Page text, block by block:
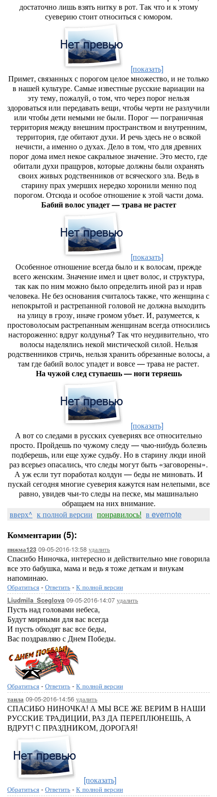
достаточно лишь взять нитку в рот. Так что и к этому
суеверию стоит относиться с юмором.
[показать]
Примет, связанных с порогом целое множество, и не только
в нашей культуре. Самые известные русские вариации на
эту тему, пожалуй, о том, что через порог нельзя
здороваться или передавать вещи, чтобы черти не разлучили
или чтобы дети немыми не были. Порог — пограничная
территория между внешним пространством и внутренним,
территория, где обитают духи. И речь здесь не о всякой
нечисти, а именно о духах. Дело в том, что для древних
порог дома имел некое сакральное значение. Это место, где
обитали духи пращуров, которые должны были охранять
своих живых родственников от всяческого зла. Ведь в
старину прах умерших нередко хоронили менно под
порогом. Отсюда и особое отношение к этой части дома.
Бабий волос упадет — трава не растет
[показать]
Особенное отношение всегда было и к волосам, прежде
всего женским. Значение имел и цвет волос, и структура,
так как по ним можно было определить иной раз и нрав
человека. Не без основания считалось также, что женщина с
непокрытой и растрепанной головой не должна выходить
на улицу в грозу, иначе громом убъет. И, разумеется, к
простоволосым растрепанным женщинам всегда относились
настороженно: вдруг колдунья? Так что неудивительно, что
волосы наделялись некой мистической силой. Нельзя
родственников стричь, нельзя хранить обрезанные волосы, а
там где бабий волос упадет и вовсе — трава не растет.
На чужой след ступаешь — ноги теряешь
[показать]
А вот со следами в русских суевериях все относительно
просто. Пройдешь по чужому следу — чью-нибудь болезнь
подберешь, или еще хуже судьбу. Но в старину люди иной
раз всерьез опасались, что следы могут быть «заговорены».
А уж если тут поработал колдун — беды не миновать. И
пускай сегодня многие суеверия кажутся нам нелепыми, все
равно, увидев чьи-то следы на песке, мы машинально
обращаем на них внимание.
вверх^ к полной версии понравилось! в evernote
Комментарии (5):
пижма123 09-05-2016-13:58 удалить
Спасибо Ниночка, интересно и действительно мне говорила
все это бабушка, мама и ведь я тоже деткам и внукам
напоминаю.
Обратиться - Ответить - К полной версии
Liudmila_Sceglova 09-05-2016-14:07 удалить
Пусть над головами небеса,
Будут мирными для вас всегда
И пусть обходят вас все беды,
Вас поздравляю с Днем Победы.
Обратиться - Ответить - К полной версии
таила 09-05-2016-14:56 удалить
СПАСИБО НИНОЧКА! А МЫ ВСЕ ЖЕ ВЕРИМ В НАШИ
РУССКИЕ ТРАДИЦИИ, РАЗ ДА ПЕРЕПЛЮНЕШЬ, А
ВДРУГ! С ПРАЗДНИКОМ, ДОРОГАЯ!
[показать]
Обратиться - Ответить - К полной версии